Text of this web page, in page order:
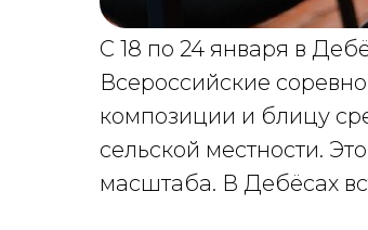
С 18 по 24 января в
Всероссийские
композиции и блицу
сельской местности.
масштаба. В Дебёсах